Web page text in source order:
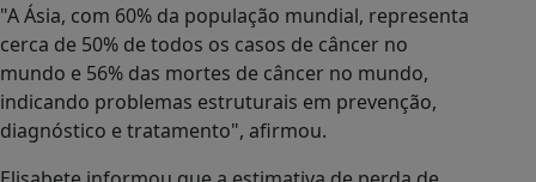
"A Ásia, com 60% da população mundial, representa
cerca de 50% de todos os casos de câncer no
mundo e 56% das mortes de câncer no mundo,
indicando problemas estruturais em prevenção,
diagnóstico e tratamento", afirmou.